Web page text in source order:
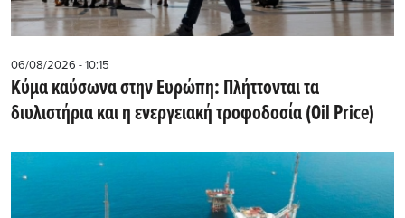
06/08/2026 - 10:15
Κύμα καύσωνα στην Ευρώπη: Πλήττονται τα
διυλιστήρια και η ενεργειακή τροφοδοσία (Oil Price)